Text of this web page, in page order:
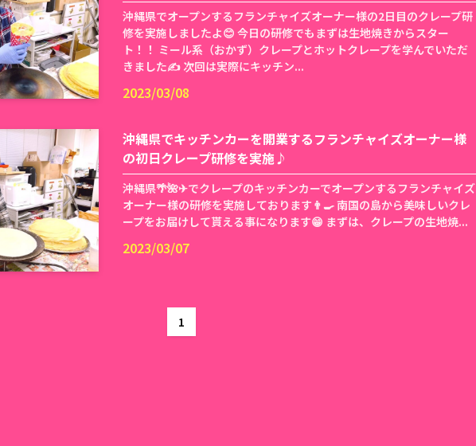
沖縄県でオープンするフランチャイズオーナー様の2日目のクレープ研
修を実施しましたよ😊 今日の研修でもまずは生地焼きからスター
ト！！ ミール系（おかず）クレープとホットクレープを学んでいただ
きました✍️ 次回は実際にキッチン...
2023/03/08
沖縄県でキッチンカーを開業するフランチャイズオーナー様
の初日クレープ研修を実施♪
沖縄県🌴🌺✈でクレープのキッチンカーでオープンするフランチャイズ
オーナー様の研修を実施しております👨‍🍳 南国の島から美味しいクレ
ープをお届けして貰える事になります😁 まずは、クレープの生地焼...
2023/03/07
1